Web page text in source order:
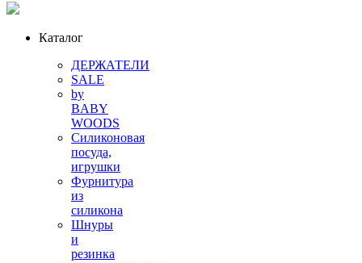
Каталог
ДЕРЖАТЕЛИ
SALE
by
BABY
WOODS
Силиконовая
посуда,
игрушки
Фурнитура
из
силикона
Шнуры
и
резинка